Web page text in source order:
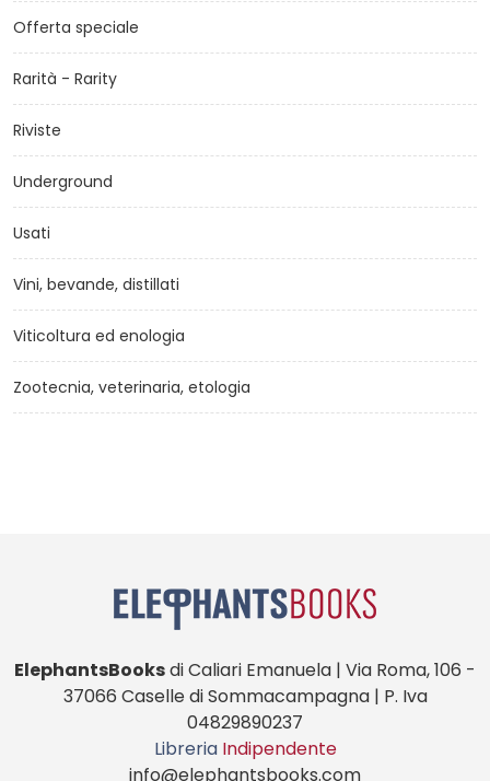
Offerta speciale
Rarità - Rarity
Riviste
Underground
Usati
Vini, bevande, distillati
Viticoltura ed enologia
Zootecnia, veterinaria, etologia
ElephantsBooksdi Caliari Emanuela | Via Roma, 106 -
37066 Caselle di Sommacampagna | P. Iva
04829890237
Libreria Indipendente
info@elephantsbooks.com